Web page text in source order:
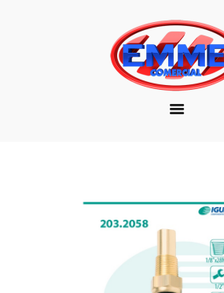
EMPRESA
MARCAS
PRODUTOS